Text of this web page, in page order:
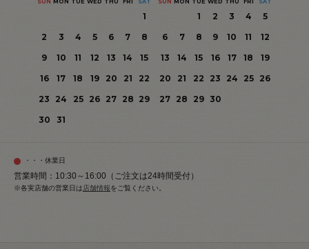
SUN MON TUE WED THU FRI SAT
1
2
3 4 5 6 7
8
9
10 11 12 13 14
15
16
17 18 19 20 21
22
23
24 25 26 27 28 29
30
31
SUN MON TUE WED THU FRI SAT
1 2 3 4
5
6
7 8 9 10 11
12
13
14 15 16 17 18
19
20
21 22 23 24 25
26
27 28 29 30
・・・休業日
営業時間：10:30～16:00（ご注文は24時間受付）
※各実店舗の営業日は店舗情報をご覧ください。